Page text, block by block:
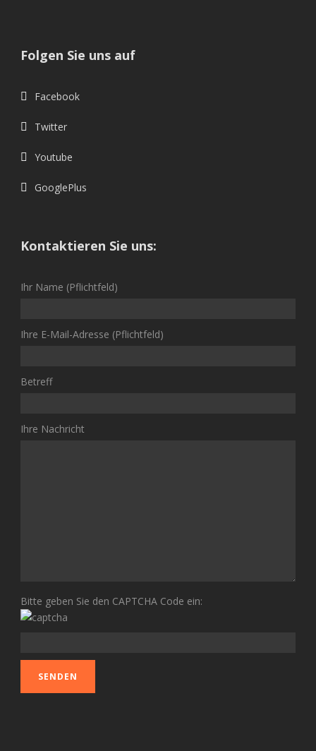
Folgen Sie uns auf
Facebook
Twitter
Youtube
GooglePlus
Kontaktieren Sie uns:
Ihr Name (Pflichtfeld)
Ihre E-Mail-Adresse (Pflichtfeld)
Betreff
Ihre Nachricht
Bitte geben Sie den CAPTCHA Code ein: